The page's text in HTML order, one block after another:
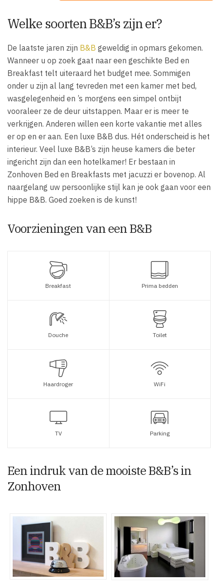
Welke soorten B&B’s zijn er?
De laatste jaren zijn B&B geweldig in opmars gekomen.
Wanneer u op zoek gaat naar een geschikte Bed en
Breakfast telt uiteraard het budget mee. Sommigen
onder u zijn al lang tevreden met een kamer met bed,
wasgelegenheid en ’s morgens een simpel ontbijt
vooraleer ze de deur uitstappen. Maar er is meer te
verkrijgen. Anderen willen een korte vakantie met alles
er op en er aan. Een luxe B&B dus. Hét onderscheid is het
interieur. Veel luxe B&B’s zijn heuse kamers die beter
ingericht zijn dan een hotelkamer! Er bestaan in
Zonhoven Bed en Breakfasts met jacuzzi er bovenop. Al
naargelang uw persoonlijke stijl kan je ook gaan voor een
hippe B&B. Goed zoeken is de kunst!
Voorzieningen van een B&B
Breakfast Prima bedden
Douche Toilet
Haardroger WiFi
TV Parking
Een indruk van de mooiste B&B’s in
Zonhoven